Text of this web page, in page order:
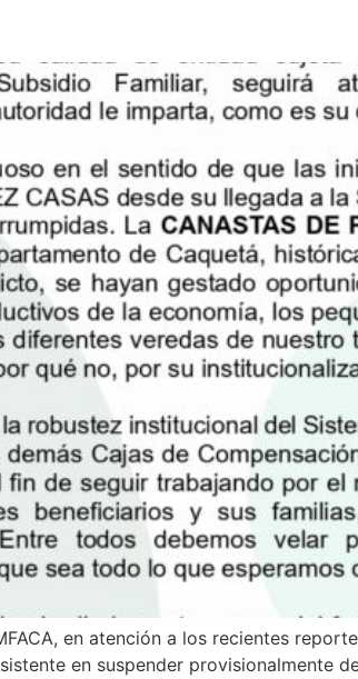
en atención a los recientes
en suspender provisionalmente